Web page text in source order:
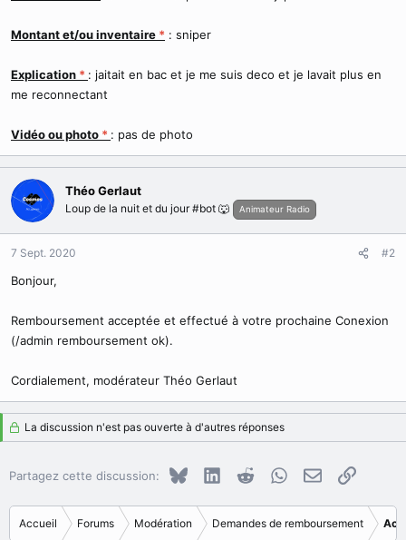
o
Montant et/ou inventaire * : sniper
Explication * : jaitait en bac et je me suis deco et je lavait plus en
me reconnectant
Vidéo ou photo * : pas de photo
Théo Gerlaut
Loup de la nuit et du jour #bot 🐺 Animateur Radio
7 Sept. 2020 #2
Bonjour,
Remboursement acceptée et effectué à votre prochaine Conexion
(/admin remboursement ok).
Cordialement, modérateur Théo Gerlaut
La discussion n'est pas ouverte à d'autres réponses
Partagez cette discussion: Bluesky LinkedInRedditWhatsApp
E-mailCopier
Accueil Forums Modération Demandes de remboursement